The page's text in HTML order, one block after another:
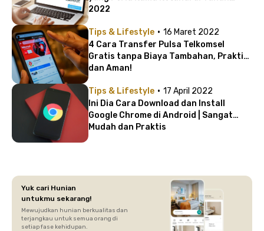
2022
Tips & Lifestyle · 16 Maret 2022
4 Cara Transfer Pulsa Telkomsel
Gratis tanpa Biaya Tambahan, Praktis
dan Aman!
Tips & Lifestyle · 17 April 2022
Ini Dia Cara Download dan Install
Google Chrome di Android | Sangat
Mudah dan Praktis
Yuk cari Hunian
untukmu sekarang!
Mewujudkan hunian berkualitas dan
terjangkau untuk semua orang di
setiap fase kehidupan.